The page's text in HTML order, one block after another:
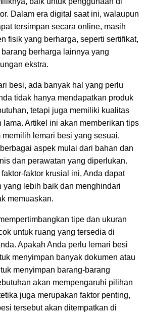
Dalam era digital saat ini, walaupun
tersimpan secara online, masih
fisik yang berharga, seperti sertifikat,
berharga lainnya yang
ekstra.
besi, ada banyak hal yang perlu
tidak hanya mendapatkan produk
tetapi juga memiliki kualitas
lama. Artikel ini akan memberikan tips
lemari besi yang sesuai,
aspek mulai dari bahan dan
dan perawatan yang diperlukan.
faktor krusial ini, Anda dapat
yang lebih baik dan menghindari
memuaskan.
tipe dan ukuran
untuk ruang yang tersedia di
Apakah Anda perlu lemari besi
menyimpan banyak dokumen atau
menyimpan barang-barang
akan mempengaruhi pilihan
juga merupakan faktor penting,
tersebut akan ditempatkan di